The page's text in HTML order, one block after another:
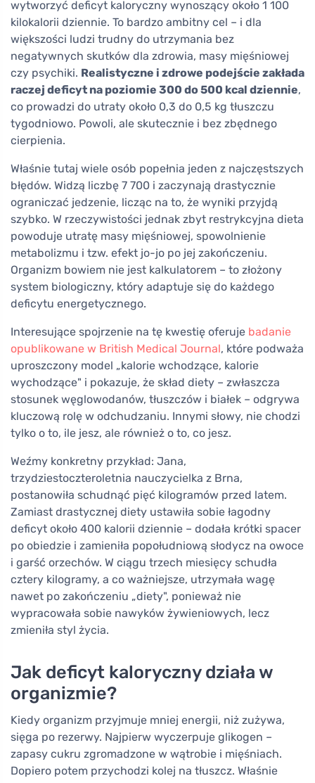
wytworzyć deficyt kaloryczny wynoszący około 1 100
kilokalorii dziennie. To bardzo ambitny cel – i dla
większości ludzi trudny do utrzymania bez
negatywnych skutków dla zdrowia, masy mięśniowej
czy psychiki. Realistyczne i zdrowe podejście zakłada
raczej deficyt na poziomie 300 do 500 kcal dziennie,
co prowadzi do utraty około 0,3 do 0,5 kg tłuszczu
tygodniowo. Powoli, ale skutecznie i bez zbędnego
cierpienia.
Właśnie tutaj wiele osób popełnia jeden z najczęstszych
błędów. Widzą liczbę 7 700 i zaczynają drastycznie
ograniczać jedzenie, licząc na to, że wyniki przyjdą
szybko. W rzeczywistości jednak zbyt restrykcyjna dieta
powoduje utratę masy mięśniowej, spowolnienie
metabolizmu i tzw. efekt jo-jo po jej zakończeniu.
Organizm bowiem nie jest kalkulatorem – to złożony
system biologiczny, który adaptuje się do każdego
deficytu energetycznego.
Interesujące spojrzenie na tę kwestię oferuje badanie
opublikowane w British Medical Journal, które podważa
uproszczony model „kalorie wchodzące, kalorie
wychodzące" i pokazuje, że skład diety – zwłaszcza
stosunek węglowodanów, tłuszczów i białek – odgrywa
kluczową rolę w odchudzaniu. Innymi słowy, nie chodzi
tylko o to, ile jesz, ale również o to, co jesz.
Weźmy konkretny przykład: Jana,
trzydziestoczteroletnia nauczycielka z Brna,
postanowiła schudnąć pięć kilogramów przed latem.
Zamiast drastycznej diety ustawiła sobie łagodny
deficyt około 400 kalorii dziennie – dodała krótki spacer
po obiedzie i zamieniła popołudniową słodycz na owoce
i garść orzechów. W ciągu trzech miesięcy schudła
cztery kilogramy, a co ważniejsze, utrzymała wagę
nawet po zakończeniu „diety", ponieważ nie
wypracowała sobie nawyków żywieniowych, lecz
zmieniła styl życia.
Jak deficyt kaloryczny działa w
organizmie?
Kiedy organizm przyjmuje mniej energii, niż zużywa,
sięga po rezerwy. Najpierw wyczerpuje glikogen –
zapasy cukru zgromadzone w wątrobie i mięśniach.
Dopiero potem przychodzi kolej na tłuszcz. Właśnie